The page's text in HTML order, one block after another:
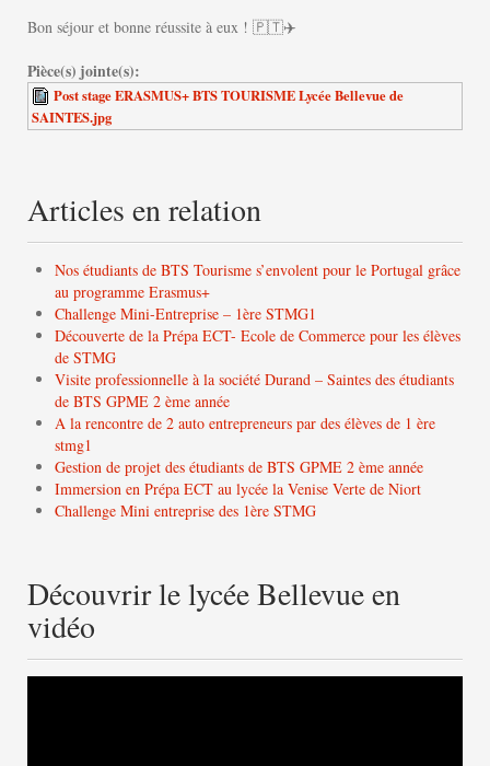
Bon séjour et bonne réussite à eux ! 🇵🇹✈️
Pièce(s) jointe(s):
Post stage ERASMUS+ BTS TOURISME Lycée Bellevue de
SAINTES.jpg
Articles en relation
Nos étudiants de BTS Tourisme s’envolent pour le Portugal grâce
au programme Erasmus+
Challenge Mini-Entreprise – 1ère STMG1
Découverte de la Prépa ECT- Ecole de Commerce pour les élèves
de STMG
Visite professionnelle à la société Durand – Saintes des étudiants
de BTS GPME 2 ème année
A la rencontre de 2 auto entrepreneurs par des élèves de 1 ère
stmg1
Gestion de projet des étudiants de BTS GPME 2 ème année
Immersion en Prépa ECT au lycée la Venise Verte de Niort
Challenge Mini entreprise des 1ère STMG
Découvrir le lycée Bellevue en
vidéo